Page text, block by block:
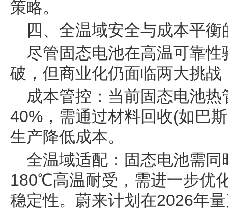
策略。
四、全温域安全与成本平衡
尽管固态电池在高温可靠
破，但商业化仍面临两大挑战
成本管控：当前固态电池
40%，需通过材料回收(如巴
生产降低成本。
全温域适配：固态电池需
180℃高温耐受，需进一步优
稳定性。蔚来计划在2026年